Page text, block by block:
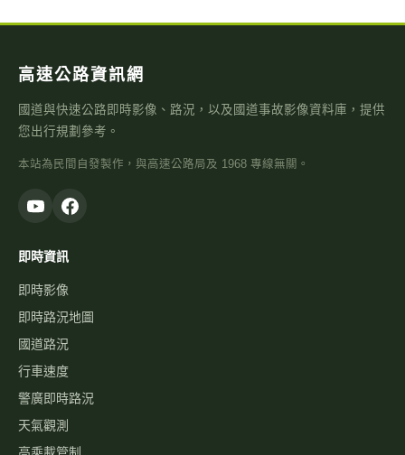
Google 地圖
高速公路資訊網
國道與快速公路即時影像、路況，以及國道事故影像資料庫，提供
本站為民間自發製作，與高速公路局及 1968 專線無關。